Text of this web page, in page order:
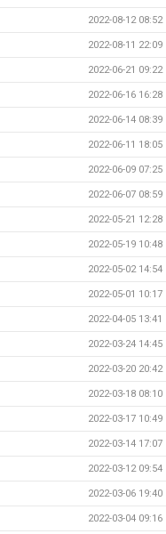
2022-08-12 08:52
2022-08-11 22:09
2022-06-21 09:22
2022-06-16 16:28
2022-06-14 08:39
2022-06-11 18:05
2022-06-09 07:25
2022-06-07 08:59
2022-05-21 12:28
2022-05-19 10:48
2022-05-02 14:54
2022-05-01 10:17
2022-04-05 13:41
2022-03-24 14:45
2022-03-20 20:42
2022-03-18 08:10
2022-03-17 10:49
2022-03-14 17:07
2022-03-12 09:54
2022-03-06 19:40
2022-03-04 09:16